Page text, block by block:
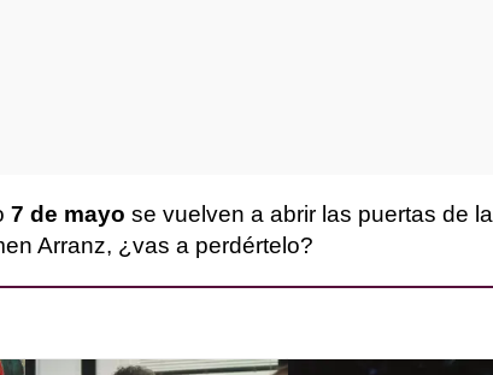
7 de mayo se vuelven a abrir las puertas de la
Arranz, ¿vas a perdértelo?